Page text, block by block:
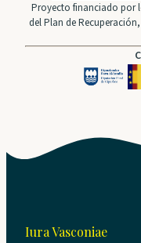
Proyecto financiado por
del Plan de
Iura Vasconiae